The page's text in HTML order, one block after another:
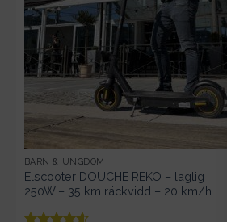
BARN & UNGDOM
Elscooter DOUCHE REKO – laglig
250W – 35 km räckvidd – 20 km/h